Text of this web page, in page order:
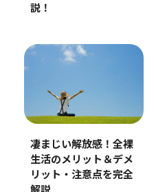
説！
凄まじい解放感！全裸
生活のメリット＆デメ
リット・注意点を完全